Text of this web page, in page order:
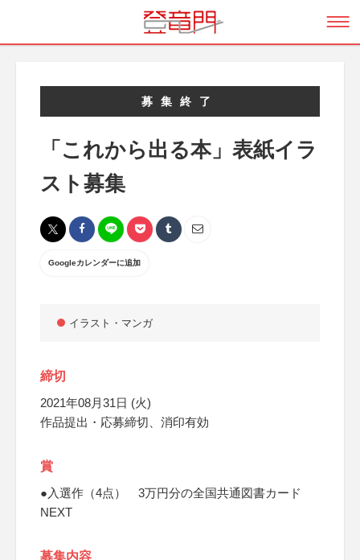
募集終了
「これから出る本」表紙イラ
スト募集
Googleカレンダーに追加
イラスト・マンガ
締切
2021年08月31日 (火)
作品提出・応募締切、消印有効
賞
●入選作（4点） 3万円分の全国共通図書カード
NEXT
募集内容